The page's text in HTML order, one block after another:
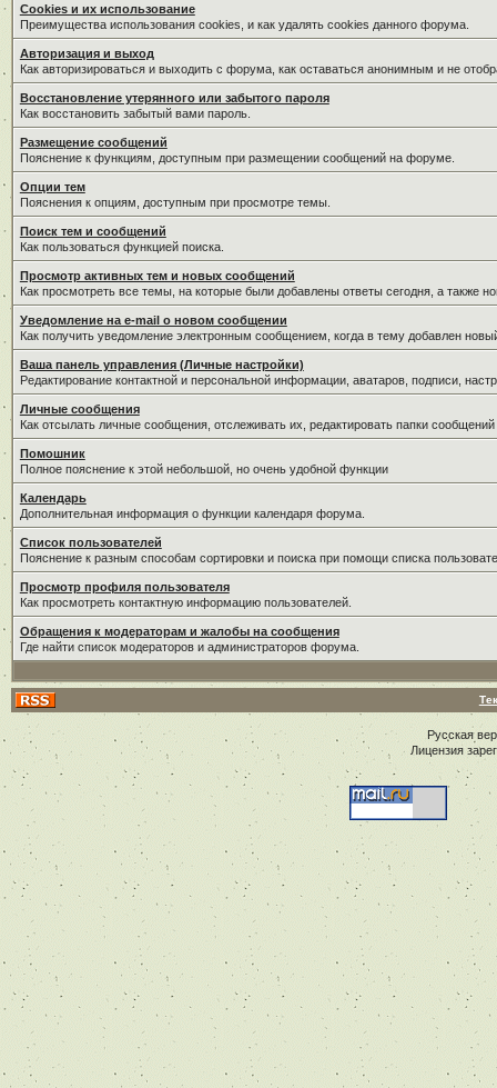
Cookies и их использование
Преимущества использования cookies, и как удалять cookies данного форума.
Авторизация и выход
Как авторизироваться и выходить с форума, как оставаться анонимным и не
Восстановление утерянного или забытого пароля
Как восстановить забытый вами пароль.
Размещение сообщений
Пояснение к функциям, доступным при размещении сообщений на форуме.
Опции тем
Пояснения к опциям, доступным при просмотре темы.
Поиск тем и сообщений
Как пользоваться функцией поиска.
Просмотр активных тем и новых сообщений
Как просмотреть все темы, на которые были добавлены ответы сегодня, а также
Уведомление на е-mail о новом сообщении
Как получить уведомление электронным сообщением, когда в тему добавлен
Ваша панель управления (Личные настройки)
Редактирование контактной и персональной информации, аватаров, подписи,
Личные сообщения
Как отсылать личные сообщения, отслеживать их, редактировать папки
Помошник
Полное пояснение к этой небольшой, но очень удобной функции
Календарь
Дополнительная информация о функции календаря форума.
Список пользователей
Пояснение к разным способам сортировки и поиска при помощи списка
Просмотр профиля пользователя
Как просмотреть контактную информацию пользователей.
Обращения к модераторам и жалобы на сообщения
Где найти список модераторов и администраторов форума.
Русская
Лицензия